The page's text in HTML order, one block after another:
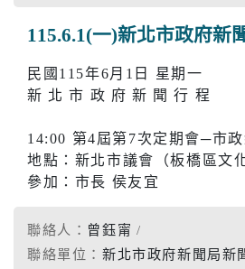
115.6.1(一)新北市政府新
民國115年6月1日 星期一
新 北 市 政 府 新 聞 行 程
14:00 第4屆第7次定期會─市
地點：新北市議會（板橋區文
參加：市長 侯友宜
聯絡人： 曾鈺甯
聯絡單位： 新北市政府新聞局新